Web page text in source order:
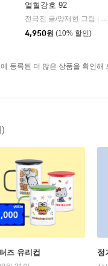
열혈강호 92
전극진 글/양재현 그림
4,950원 (10% 할인)
등록된 더 많은 상품을 확인해
즈 유리컵 정